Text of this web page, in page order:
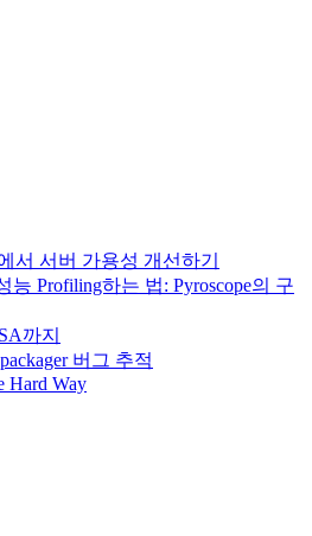
서 서버 가용성 개선하기
능 Profiling하는 법: Pyroscope의 구
까지
버그 추적
Hard Way